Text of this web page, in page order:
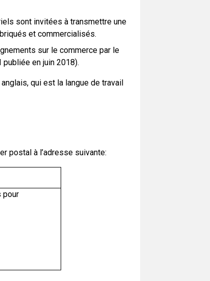
sont invitées à transmettre une
et commercialisés.
sur le commerce par le
en juin 2018).
qui est la langue de travail
postal à l’adresse suivante:
pour